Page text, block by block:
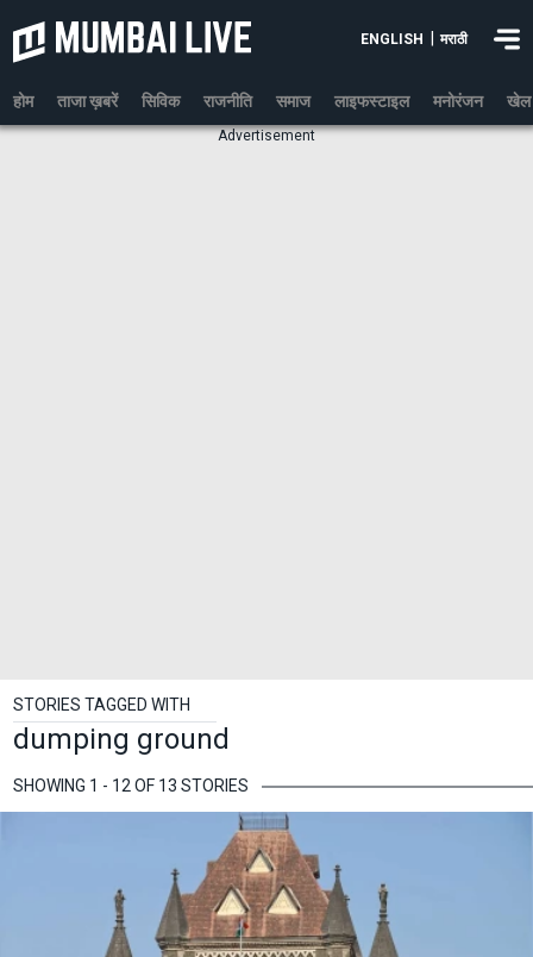
ENGLISH मराठी
होम ताजा ख़बरें सिविक राजनीति समाज लाइफस्टाइल मनोरंजन खेल
Advertisement
STORIES TAGGED WITH
dumping ground
SHOWING 1 - 12 OF 13 STORIES